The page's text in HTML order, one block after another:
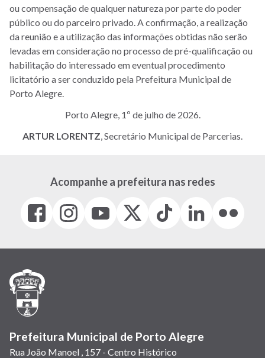
ou compensação de qualquer natureza por parte do poder
público ou do parceiro privado. A confirmação, a realização
da reunião e a utilização das informações obtidas não serão
levadas em consideração no processo de pré-qualificação ou
habilitação do interessado em eventual procedimento
licitatório a ser conduzido pela Prefeitura Municipal de
Porto Alegre.
Porto Alegre, 1º de julho de 2026.
ARTUR LORENTZ, Secretário Municipal de Parcerias.
Acompanhe a prefeitura nas redes
Facebook
(link
em
janela)
Instagram
(link
em
(link
em
(Antigo
(link
Tiktok
(link
em
LinkedIn
(link
em
(link
em
Prefeitura Municipal de Porto Alegre
Rua João Manoel , 157 - Centro Histórico